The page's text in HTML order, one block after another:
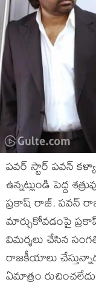
పవర్ స్టార్ పవన్
ఉన్నట్లుండి పెద్ద
ప్రకాష్ రాజ్‌. పవన్
మార్చుకోవడంపై
విమర్శలు చేసిన
రాజకీయాలు
ఏమాత్రం